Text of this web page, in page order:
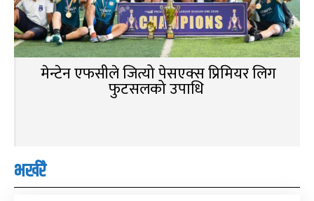
मेन्टेन एफसीले जित्यो पेसएक्स प्रिमियर लिग
फुटसलको उपाधि
भर्खरै